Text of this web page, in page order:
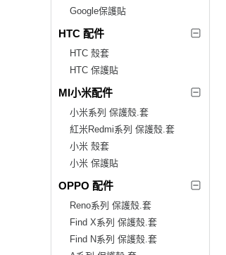
Google保護貼
HTC 配件
HTC 殼套
HTC 保護貼
MI小米配件
小米系列 保護殼.套
紅米Redmi系列 保護殼.套
小米 殼套
小米 保護貼
OPPO 配件
Reno系列 保護殼.套
Find X系列 保護殼.套
Find N系列 保護殼.套